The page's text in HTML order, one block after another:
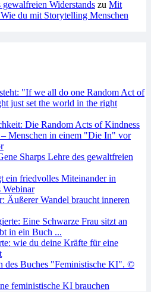
gewalfreien Widerstands zu Mit
du mit Storytelling Menschen
Die Random Acts of Kindness
Sharps Lehre des gewaltfreien
Äußerer Wandel braucht inneren
wie du deine Kräfte für eine
feministische KI brauchen